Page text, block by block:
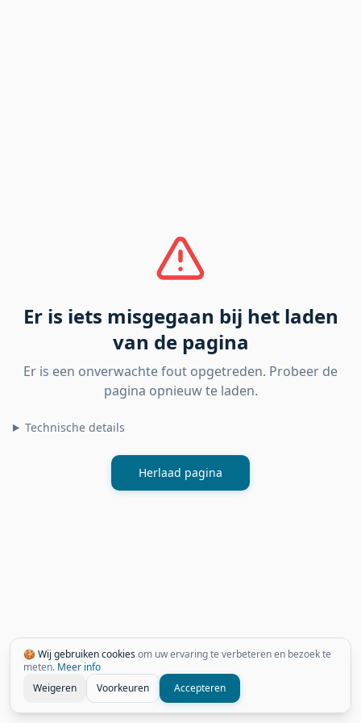
🍪 Wij gebruiken cookiesom uw ervaring te verbeteren en bezoek te
meten. Meer info
Weigeren
Voorkeuren Accepteren
Er is iets misgegaan bij het laden
van de pagina
Er is een onverwachte fout opgetreden. Probeer de
pagina opnieuw te laden.
Technische details
Herlaad pagina